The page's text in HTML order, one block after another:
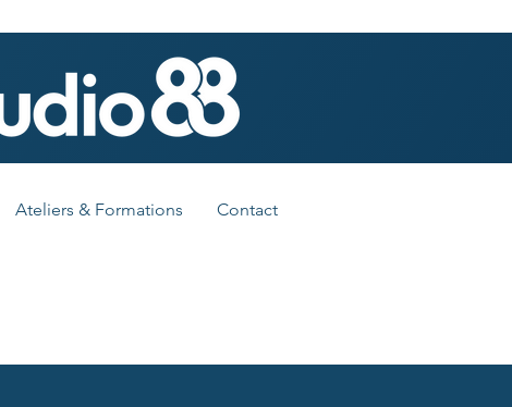
Ateliers & Formations Contact